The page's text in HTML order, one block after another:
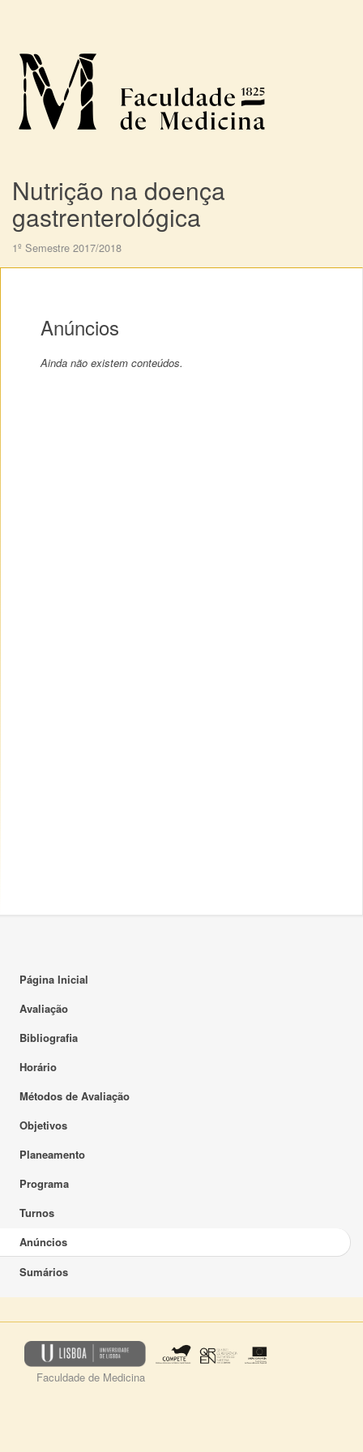
Nutrição na doença
gastrenterológica
1º Semestre 2017/2018
Anúncios
Ainda não existem conteúdos.
Página Inicial
Avaliação
Bibliografia
Horário
Métodos de Avaliação
Objetivos
Planeamento
Programa
Turnos
Anúncios
Sumários
Faculdade de Medicina